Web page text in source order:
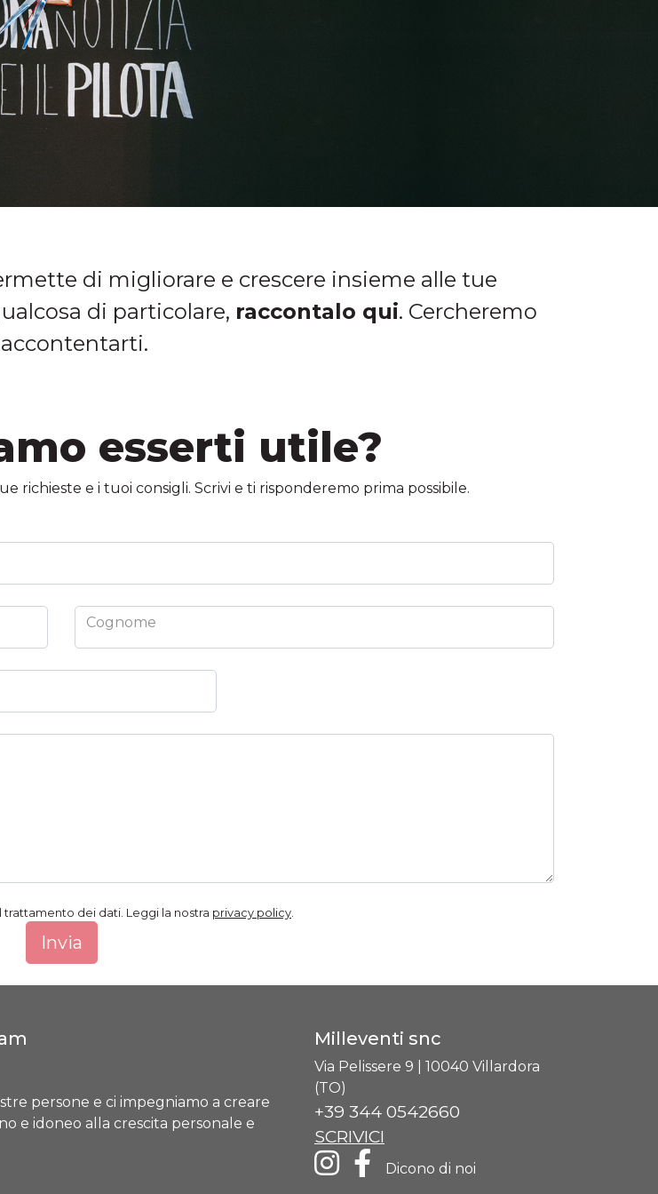
di migliorare e crescere insieme alle tue
di particolare, raccontalo qui. Cercheremo
esserti utile?
richieste e i tuoi consigli. Scrivi e ti risponderemo prima possibile.
Cognome
dei dati. Leggi la nostra privacy policy.
persone e ci impegniamo a creare
e idoneo alla crescita personale e
Milleventi snc
Via Pelissere 9 | 10040 Villardora
(TO)
+39 344 0542660
SCRIVICI
Dicono di noi